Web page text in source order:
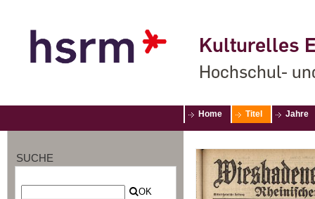
Kulturelles
Hochschul-
Home Titel Jahre
SUCHE
OK